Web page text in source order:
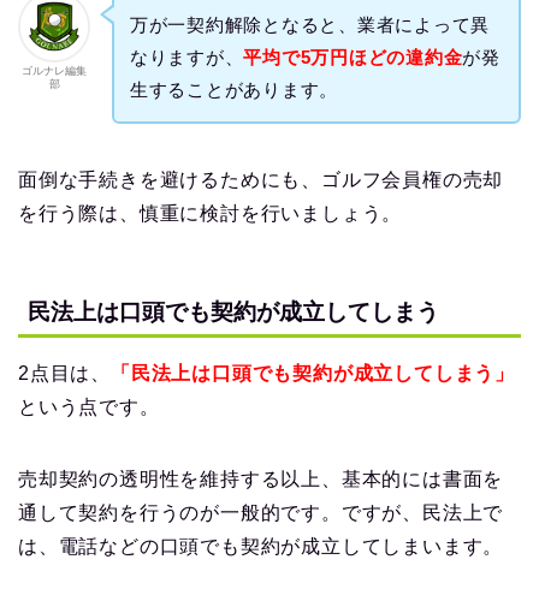
ゴルナレ編集
部
万が一契約解除となると、業者によって異
なりますが、平均で5万円ほどの違約金が発
生することがあります。
面倒な手続きを避けるためにも、ゴルフ会員権の売却
を行う際は、慎重に検討を行いましょう。
民法上は口頭でも契約が成立してしま う
2点目は、
「民法上は口頭でも契約が成立してしまう」
という点です。
売却契約の透明性を維持する以上、基本的には書面を
通して契約を行うのが一般的です。ですが、民法上で
は、電話などの口頭でも契約が成立してしまいます。